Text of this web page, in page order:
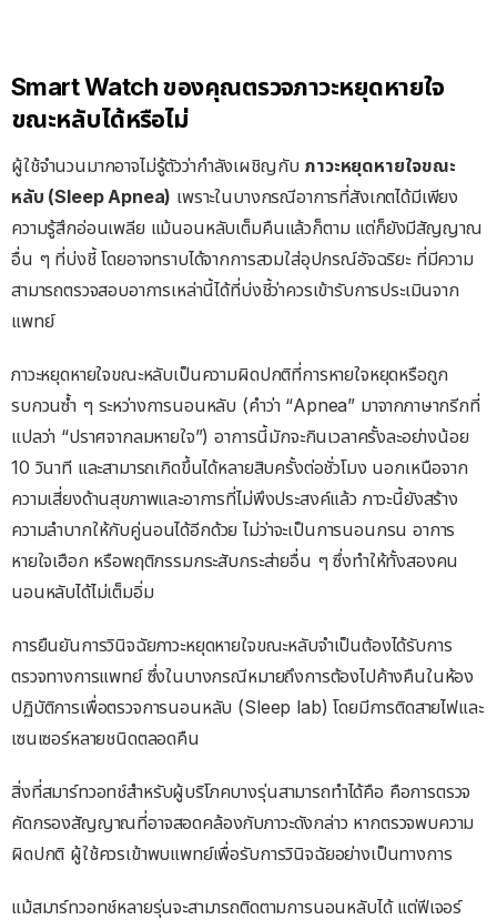
Smart Watch ของคุณตรวจภาวะหยุดหายใจ
ขณะหลับได้หรือไม่
ผู้ใช้จำนวนมากอาจไม่รู้ตัวว่ากำลังเผชิญกับภาวะหยุดหายใจขณะ
หลับ (Sleep Apnea) เพราะในบางกรณีอาการที่สังเกตได้มีเพียง
ความรู้สึกอ่อนเพลีย แม้นอนหลับเต็มคืนแล้วก็ตาม แต่ก็ยังมีสัญญาณ
อื่น ๆ ที่บ่งชี้ โดยอาจทราบได้จากการสวมใส่อุปกรณ์อัจฉริยะ ที่มีความ
สามารถตรวจสอบอาการเหล่านี้ได้ที่บ่งชี้ว่าควรเข้ารับการประเมินจาก
แพทย์
ภาวะหยุดหายใจขณะหลับเป็นความผิดปกติที่การหายใจหยุดหรือถูก
รบกวนซ้ำ ๆ ระหว่างการนอนหลับ (คำว่า “Apnea” มาจากภาษากรีกที่
แปลว่า “ปราศจากลมหายใจ”) อาการนี้มักจะกินเวลาครั้งละอย่างน้อย
10 วินาที และสามารถเกิดขึ้นได้หลายสิบครั้งต่อชั่วโมง นอกเหนือจาก
ความเสี่ยงด้านสุขภาพและอาการที่ไม่พึงประสงค์แล้ว ภาวะนี้ยังสร้าง
ความลำบากให้กับคู่นอนได้อีกด้วย ไม่ว่าจะเป็นการนอนกรน อาการ
หายใจเฮือก หรือพฤติกรรมกระสับกระส่ายอื่น ๆ ซึ่งทำให้ทั้งสองคน
นอนหลับได้ไม่เต็มอิ่ม
การยืนยันการวินิจฉัยภาวะหยุดหายใจขณะหลับจำเป็นต้องได้รับการ
ตรวจทางการแพทย์ ซึ่งในบางกรณีหมายถึงการต้องไปค้างคืนในห้อง
ปฏิบัติการเพื่อตรวจการนอนหลับ (Sleep lab) โดยมีการติดสายไฟและ
เซนเซอร์หลายชนิดตลอดคืน
สิ่งที่สมาร์ทวอทช์สำหรับผู้บริโภคบางรุ่นสามารถทำได้คือ คือการตรวจ
คัดกรองสัญญาณที่อาจสอดคล้องกับภาวะดังกล่าว หากตรวจพบความ
ผิดปกติ ผู้ใช้ควรเข้าพบแพทย์เพื่อรับการวินิจฉัยอย่างเป็นทางการ
แม้สมาร์ทวอทช์หลายรุ่นจะสามารถติดตามการนอนหลับได้ แต่ฟีเจอร์